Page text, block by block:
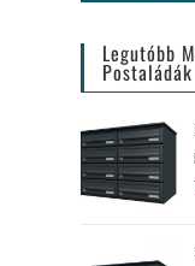
Legutóbb
Postaládák